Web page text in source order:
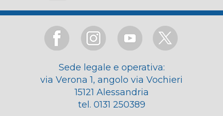
Sede legale e operativa:
via Verona 1, angolo via Vochieri
15121 Alessandria
tel. 0131 250389